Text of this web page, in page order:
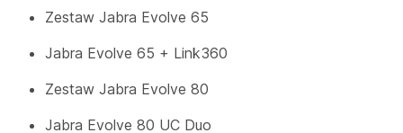
Zestaw Jabra Evolve 65
Jabra Evolve 65 + Link360
Zestaw Jabra Evolve 80
Jabra Evolve 80 UC Duo